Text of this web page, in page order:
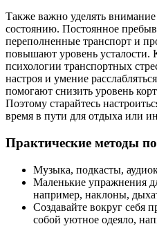
Также важно уделять
состоянию. Постоянное
переполненные транспорт и
повышают уровень усталости.
психологии транспортных
настроя и умение
помогают снизить уровень
Поэтому старайтесь
время в пути для отдыха или
Практические методы
Музыка, подкасты,
Маленькие упражнения
например, наклоны,
Создавайте вокруг себя
собой уютное одеяло,